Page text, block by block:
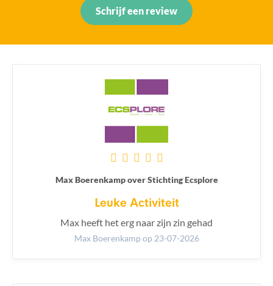
Schrijf een review
Max Boerenkamp over Stichting Ecsplore
Leuke Activiteit
Max heeft het erg naar zijn zin gehad
Max Boerenkamp op 23-07-2026